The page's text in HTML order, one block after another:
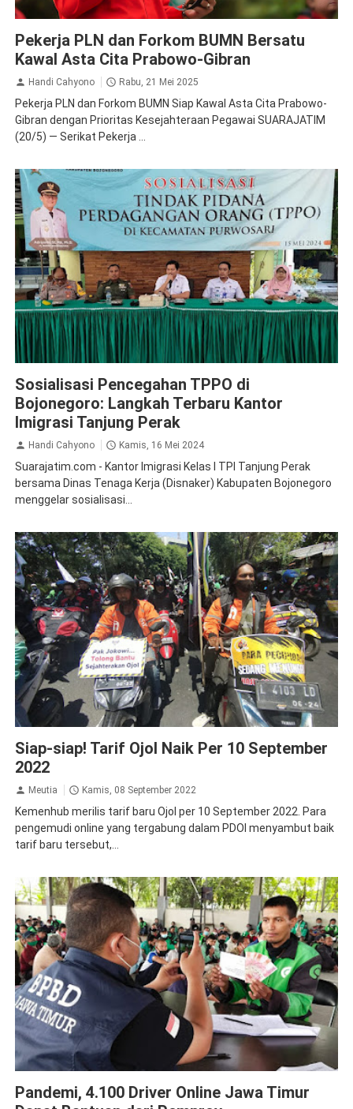
Pekerja PLN dan Forkom BUMN Bersatu
Kawal Asta Cita Prabowo-Gibran
Handi Cahyono Rabu, 21 Mei 2025
Pekerja PLN dan Forkom BUMN Siap Kawal Asta Cita Prabowo-
Gibran dengan Prioritas Kesejahteraan Pegawai SUARAJATIM
(20/5) — Serikat Pekerja ...
Sosialisasi Pencegahan TPPO di
Bojonegoro: Langkah Terbaru Kantor
Imigrasi Tanjung Perak
Handi Cahyono Kamis, 16 Mei 2024
Suarajatim.com - Kantor Imigrasi Kelas I TPI Tanjung Perak
bersama Dinas Tenaga Kerja (Disnaker) Kabupaten Bojonegoro
menggelar sosialisasi...
Siap-siap! Tarif Ojol Naik Per 10 September
2022
Meutia Kamis, 08 September 2022
Kemenhub merilis tarif baru Ojol per 10 September 2022. Para
pengemudi online yang tergabung dalam PDOI menyambut baik
tarif baru tersebut,...
Pandemi, 4.100 Driver Online Jawa Timur